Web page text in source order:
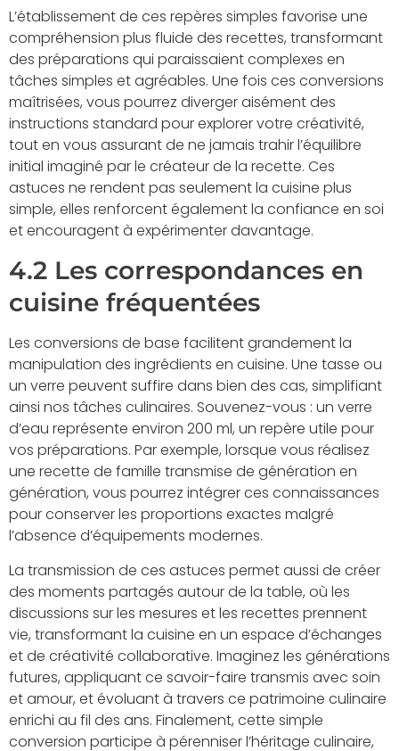
L’établissement de ces repères simples favorise une
compréhension plus fluide des recettes, transformant
des préparations qui paraissaient complexes en
tâches simples et agréables. Une fois ces conversions
maîtrisées, vous pourrez diverger aisément des
instructions standard pour explorer votre créativité,
tout en vous assurant de ne jamais trahir l’équilibre
initial imaginé par le créateur de la recette. Ces
astuces ne rendent pas seulement la cuisine plus
simple, elles renforcent également la confiance en soi
et encouragent à expérimenter davantage.
4.2 Les correspondances en
cuisine fréquentées
Les conversions de base facilitent grandement la
manipulation des ingrédients en cuisine. Une tasse ou
un verre peuvent suffire dans bien des cas, simplifiant
ainsi nos tâches culinaires. Souvenez-vous : un verre
d’eau représente environ 200 ml, un repère utile pour
vos préparations. Par exemple, lorsque vous réalisez
une recette de famille transmise de génération en
génération, vous pourrez intégrer ces connaissances
pour conserver les proportions exactes malgré
l’absence d’équipements modernes.
La transmission de ces astuces permet aussi de créer
des moments partagés autour de la table, où les
discussions sur les mesures et les recettes prennent
vie, transformant la cuisine en un espace d’échanges
et de créativité collaborative. Imaginez les générations
futures, appliquant ce savoir-faire transmis avec soin
et amour, et évoluant à travers ce patrimoine culinaire
enrichi au fil des ans. Finalement, cette simple
conversion participe à pérenniser l’héritage culinaire,